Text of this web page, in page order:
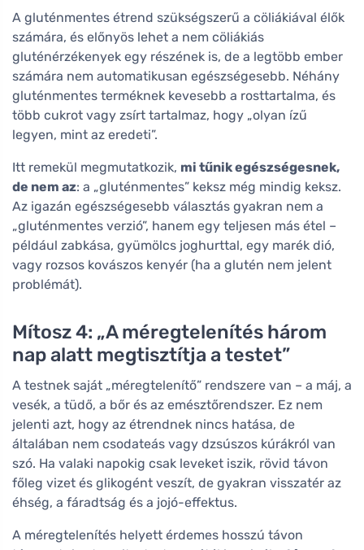
A gluténmentes étrend szükségszerű a cöliákiával élők
számára, és előnyös lehet a nem cöliákiás
gluténérzékenyek egy részének is, de a legtöbb ember
számára nem automatikusan egészségesebb. Néhány
gluténmentes terméknek kevesebb a rosttartalma, és
több cukrot vagy zsírt tartalmaz, hogy „olyan ízű
legyen, mint az eredeti”.
Itt remekül megmutatkozik, mi tűnik egészségesnek,
de nem az: a „gluténmentes” keksz még mindig keksz.
Az igazán egészségesebb választás gyakran nem a
„gluténmentes verzió”, hanem egy teljesen más étel –
például zabkása, gyümölcs joghurttal, egy marék dió,
vagy rozsos kovászos kenyér (ha a glutén nem jelent
problémát).
Mítosz 4: „A méregtelenítés három
nap alatt megtisztítja a testet”
A testnek saját „méregtelenítő” rendszere van – a máj, a
vesék, a tüdő, a bőr és az emésztőrendszer. Ez nem
jelenti azt, hogy az étrendnek nincs hatása, de
általában nem csodateás vagy dzsúszos kúrákról van
szó. Ha valaki napokig csak leveket iszik, rövid távon
főleg vizet és glikogént veszít, de gyakran visszatér az
éhség, a fáradtság és a jojó-effektus.
A méregtelenítés helyett érdemes hosszú távon